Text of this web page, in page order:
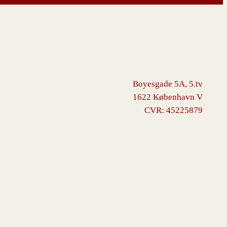
Boyesgade 5A, 5.tv
1622 København V
CVR: 45225879